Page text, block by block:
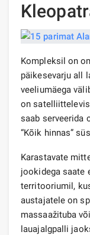
Kompleksil on
päikesevarju all
veeliumäega
on
saab serveerida
“Kõik hinnas”
Karastavate
jookidega saate
territooriumil,
austajatele on
massaažituba
lauajalgpalli